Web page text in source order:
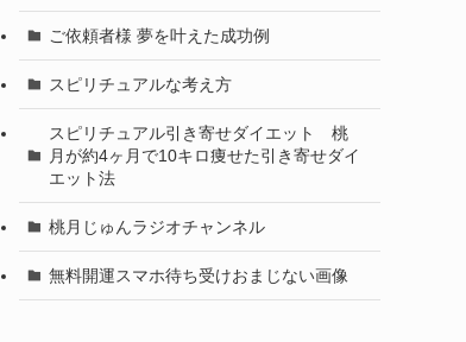
ご依頼者様 夢を叶えた成功例
スピリチュアルな考え方
スピリチュアル引き寄せダイエット 桃
月が約4ヶ月で10キロ痩せた引き寄せダイ
エット法
桃月じゅんラジオチャンネル
無料開運スマホ待ち受けおまじない画像